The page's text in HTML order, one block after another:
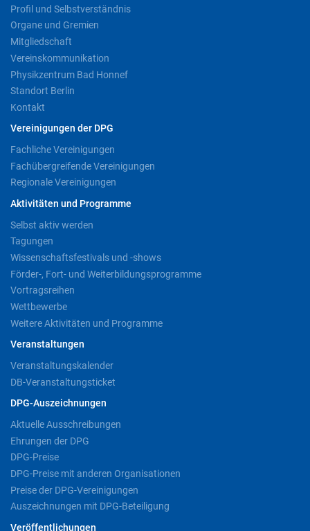
Profil und Selbstverständnis
Organe und Gremien
Mitgliedschaft
Vereinskommunikation
Physikzentrum Bad Honnef
Standort Berlin
Kontakt
Vereinigungen der DPG
Fachliche Vereinigungen
Fachübergreifende Vereinigungen
Regionale Vereinigungen
Aktivitäten und Programme
Selbst aktiv werden
Tagungen
Wissenschaftsfestivals und -shows
Förder-, Fort- und Weiterbildungsprogramme
Vortragsreihen
Wettbewerbe
Weitere Aktivitäten und Programme
Veranstaltungen
Veranstaltungskalender
DB-Veranstaltungsticket
DPG-Auszeichnungen
Aktuelle Ausschreibungen
Ehrungen der DPG
DPG-Preise
DPG-Preise mit anderen Organisationen
Preise der DPG-Vereinigungen
Auszeichnungen mit DPG-Beteiligung
Veröffentlichungen